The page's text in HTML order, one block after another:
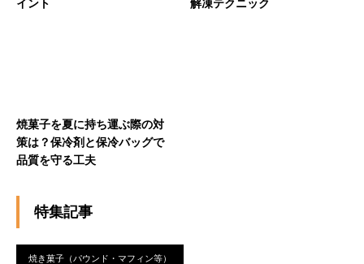
イント 解凍テクニック
焼菓子を夏に持ち運ぶ際の対
策は？保冷剤と保冷バッグで
品質を守る工夫
特集記事
焼き菓子（パウンド・マフィン等）